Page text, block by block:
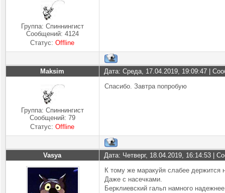
Группа: Спиннингист
Сообщений: 4124
Статус:Offline
Maksim Дата: Среда, 17.04.2019, 19:09:47 |
Группа: Спиннингист
Сообщений: 79
Статус:Offline
Спасибо. Завтра попробую
Vasya Дата: Четверг, 18.04.2019, 16:14:53 |
К тому же маракуйя слабее держится
Даже с насечками.
Берклиевский гальп намного